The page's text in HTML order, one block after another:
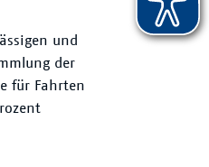
und
der
für Fahrten